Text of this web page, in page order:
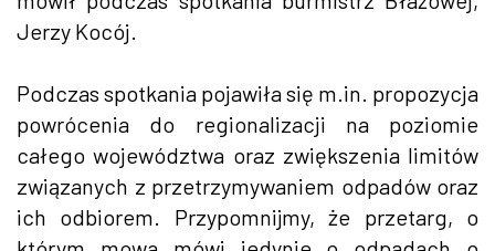
Jerzy Kocój.
Podczas spotkania pojawiła się m.in. propozycja
powrócenia do regionalizacji na poziomie
całego województwa oraz zwiększenia limitów
związanych z przetrzymywaniem odpadów oraz
ich odbiorem. Przypomnijmy, że przetarg, o